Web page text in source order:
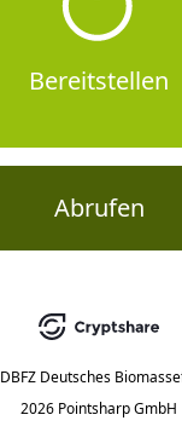
Bereitstellen
Abrufen
DBFZ Deutsches
2026 Pointsharp GmbH